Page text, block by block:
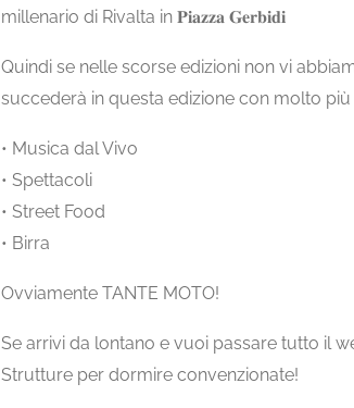
millenario di Rivalta in 𝐏𝐢𝐚𝐳𝐳𝐚 𝐆𝐞𝐫𝐛𝐢𝐝𝐢
Quindi se nelle scorse edizioni non vi
succederà in questa edizione con molto più
• Musica dal Vivo
• Spettacoli
• Street Food
• Birra
Ovviamente TANTE MOTO!
Se arrivi da lontano e vuoi passare tutto il
Strutture per dormire convenzionate!